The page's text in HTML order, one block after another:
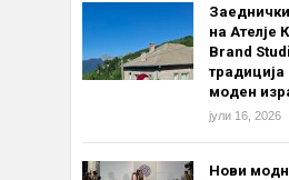
на Ателје
Brand
моден
јули 16, 2026
Нови